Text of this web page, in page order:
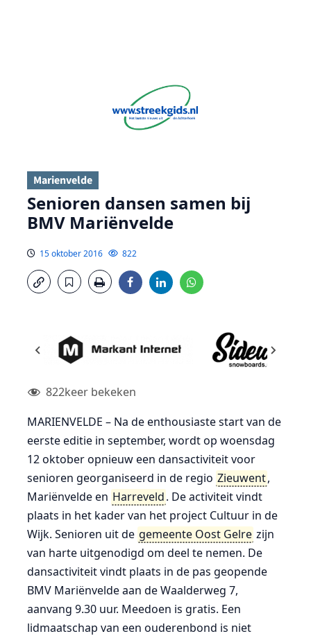
Marienvelde
Senioren dansen samen bij
BMV Mariënvelde
15 oktober 2016 822
822keer bekeken
MARIENVELDE – Na de enthousiaste start van de
eerste editie in september, wordt op woensdag
12 oktober opnieuw een dansactiviteit voor
senioren georganiseerd in de regio Zieuwent,
Mariënvelde en Harreveld. De activiteit vindt
plaats in het kader van het project Cultuur in de
Wijk. Senioren uit de gemeente Oost Gelre zijn
van harte uitgenodigd om deel te nemen. De
dansactiviteit vindt plaats in de pas geopende
BMV Mariënvelde aan de Waalderweg 7,
aanvang 9.30 uur. Meedoen is gratis. Een
lidmaatschap van een ouderenbond is niet